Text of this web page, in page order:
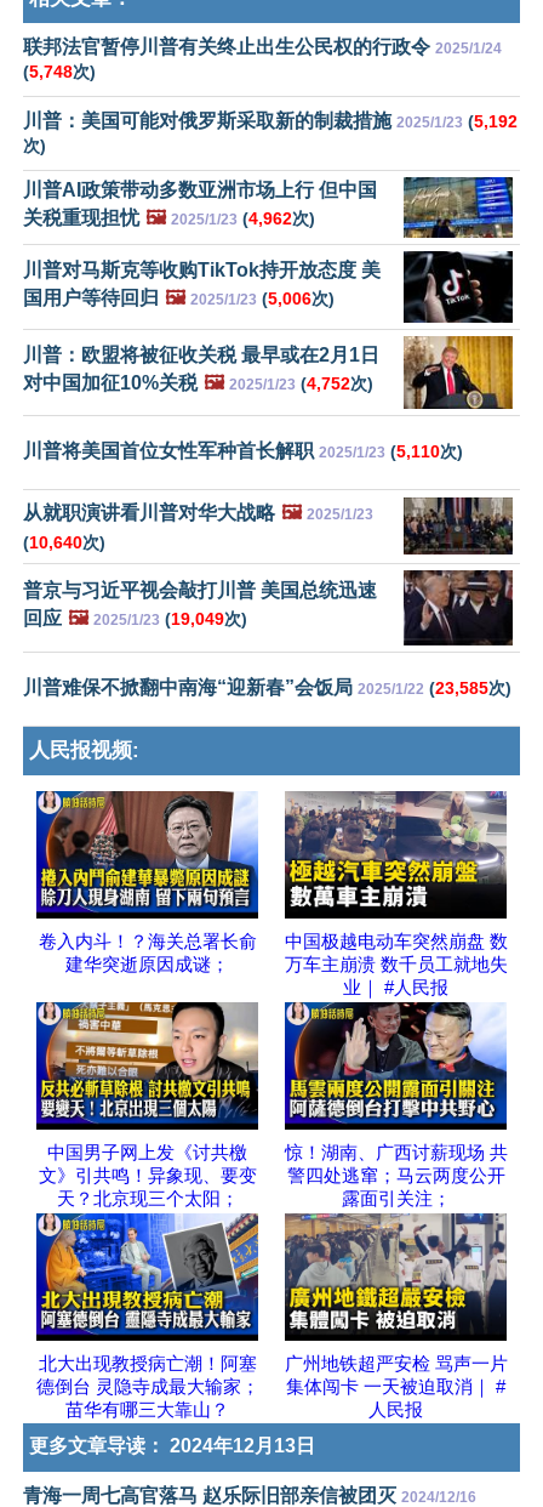
联邦法官暂停川普有关终止出生公民权的行政令 2025/1/24
(5,748次)
川普：美国可能对俄罗斯采取新的制裁措施 2025/1/23 (5,192
次)
川普AI政策带动多数亚洲市场上行 但中国
关税重现担忧 🖼️ 2025/1/23 (4,962次)
川普对马斯克等收购TikTok持开放态度 美
国用户等待回归 🖼️ 2025/1/23 (5,006次)
川普：欧盟将被征收关税 最早或在2月1日
对中国加征10%关税 🖼️ 2025/1/23 (4,752次)
川普将美国首位女性军种首长解职 2025/1/23 (5,110次)
从就职演讲看川普对华大战略 🖼️ 2025/1/23
(10,640次)
普京与习近平视会敲打川普 美国总统迅速
回应 🖼️ 2025/1/23 (19,049次)
川普难保不掀翻中南海“迎新春”会饭局 2025/1/22 (23,585次)
人民报视频:
卷入内斗！？海关总署长俞
建华突逝原因成谜；
中国极越电动车突然崩盘 数
万车主崩溃 数千员工就地失
业｜ #人民报
中国男子网上发《讨共檄
文》引共鸣！异象现、要变
天？北京现三个太阳；
惊！湖南、广西讨薪现场 共
警四处逃窜；马云两度公开
露面引关注；
北大出现教授病亡潮！阿塞
德倒台 灵隐寺成最大输家；
苗华有哪三大靠山？
广州地铁超严安检 骂声一片
集体闯卡 一天被迫取消｜ #
人民报
更多文章导读： 2024年12月13日
青海一周七高官落马 赵乐际旧部亲信被团灭 2024/12/16